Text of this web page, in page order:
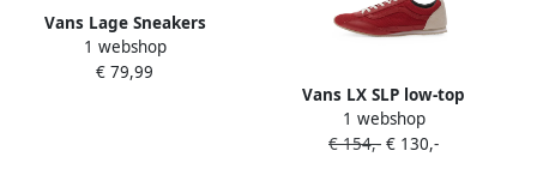
Vans Lage Sneakers
Authentic
1 webshop
€ 79,99
Vans LX SLP low-top
sneakers Rood
1 webshop
€ 154,- € 130,-